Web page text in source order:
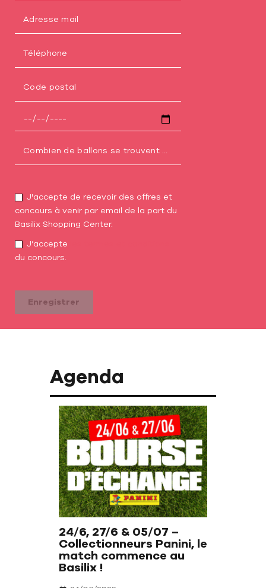
J'accepte de recevoir des offres et
concours à venir par email de la part du
Basilix Shopping Center.
J’accepte
du concours.
Enregistrer
Agenda
24/6, 27/6 & 05/07 –
Collectionneurs Panini, le
match commence au
Basilix !